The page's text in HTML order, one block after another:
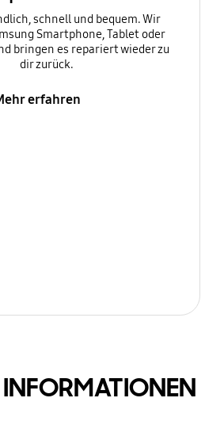
schnell und bequem. Wir
Smartphone, Tablet oder
bringen es repariert wieder zu
dir zurück.
erfahren